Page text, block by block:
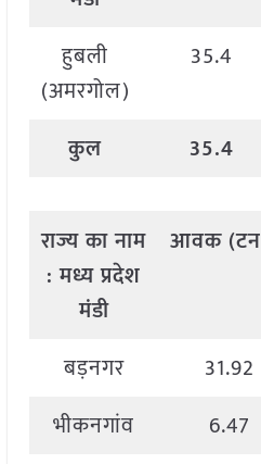
हुबली
(अमरगोल)
35.4
कुल 35.4
राज्यकानाम
:मध्यप्रदेश
मंडी
आवक (टन
बड़नगर 31.92
भीकनगांव
6.47